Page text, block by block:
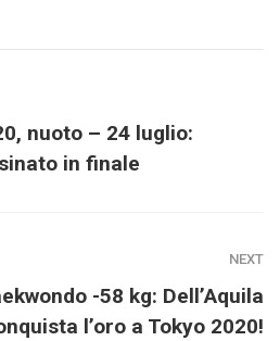
nuoto – 24 luglio:
in finale
NEXT
-58 kg: Dell’Aquila
l’oro a Tokyo 2020!